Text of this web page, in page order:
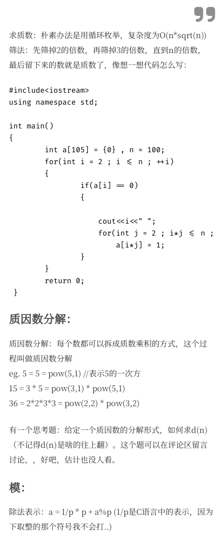
求质数：朴素办法是用循环枚举，复杂度为O(n*sqrt(n))
筛法：先筛掉2的倍数，再筛掉3的倍数，直到n的倍数，
最后留下来的数就是质数了，像想一想代码怎么写：
#include<iostream>
using namespace std;
int main()
{
}
质因数分解：
质因数分解：每个数都可以拆成质数乘积的方式，这个过
程叫做质因数分解
eg. 5 = 5 = pow(5,1) //表示5的一次方
15 = 3 * 5 = pow(3,1) * pow(5,1)
36 = 2*2*3*3 = pow(2,2) * pow(3,2)
有一个思考题：给定一个质因数的分解形式，如何求d(n)
（不记得d(n)是啥的往上翻）。这个题可以在评论区留言
讨论，，好吧，估计也没人看。
模：
除法表示：a = 1/p * p + a%p (1/p是C语言中的表示，因为
下取整的那个符号我不会打..)